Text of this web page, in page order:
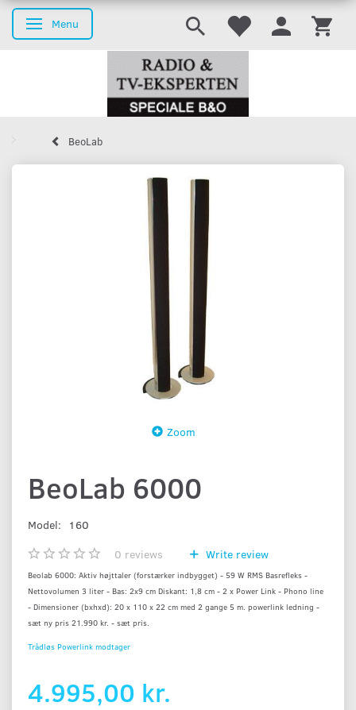
Toggle navigation
Menu
BeoLab
Zoom
BeoLab 6000
Model:
160
0 reviews Write review
Beolab 6000: Aktiv højttaler (forstærker indbygget) - 59 W RMS Basrefleks -
Nettovolumen 3 liter - Bas: 2x9 cm Diskant: 1,8 cm - 2 x Power Link - Phono line
- Dimensioner (bxhxd): 20 x 110 x 22 cm med 2 gange 5 m. powerlink ledning -
sæt ny pris 21.990 kr. - sæt pris.
Trådløs Powerlink modtager
4.995,00 kr.